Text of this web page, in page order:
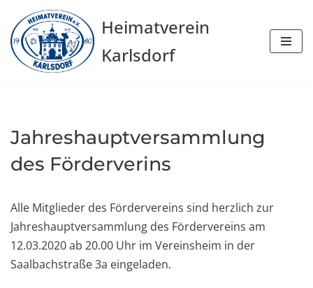
Zum
Inhalt
springen
Heimatverein
Karlsdorf
Jahreshauptversammlung
des Förderverins
Alle Mitglieder des Fördervereins sind herzlich zur
Jahreshauptversammlung des Fördervereins am
12.03.2020 ab 20.00 Uhr im Vereinsheim in der
Saalbachstraße 3a eingeladen.